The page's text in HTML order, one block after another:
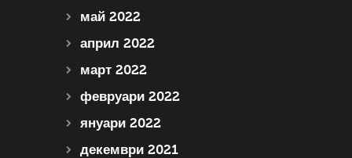
май 2022
април 2022
март 2022
февруари 2022
януари 2022
декември 2021